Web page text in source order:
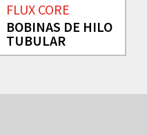
FLUX CORE
BOBINAS DE HILO
TUBULAR